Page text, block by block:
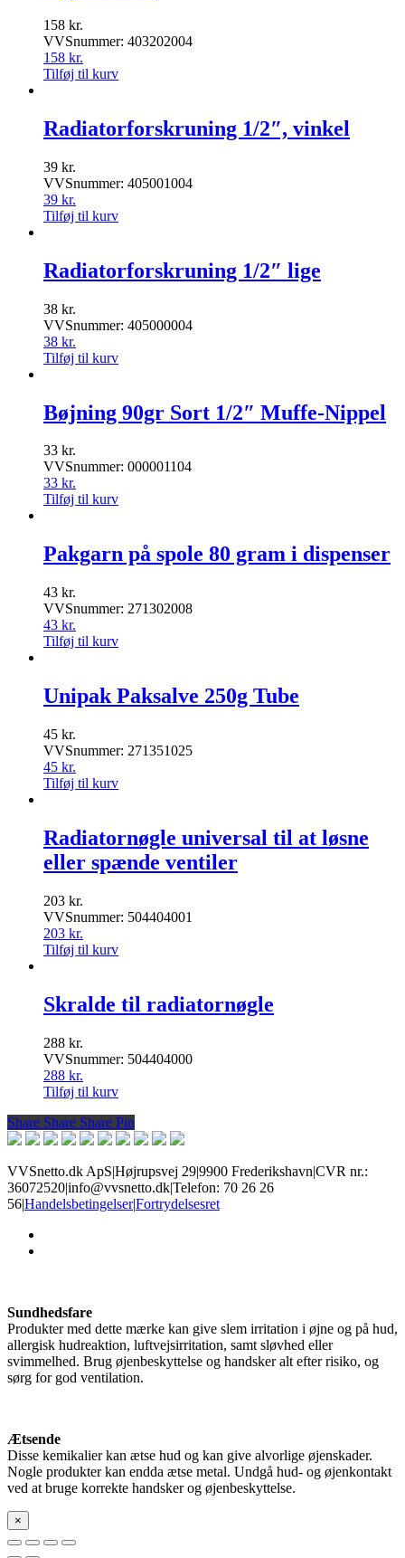
158 kr.
VVSnummer: 403202004
158 kr.
Tilføj til kurv
Radiatorforskruning 1/2″, vinkel
39 kr.
VVSnummer: 405001004
39 kr.
Tilføj til kurv
Radiatorforskruning 1/2″ lige
38 kr.
VVSnummer: 405000004
38 kr.
Tilføj til kurv
Bøjning 90gr Sort 1/2″ Muffe-Nippel
33 kr.
VVSnummer: 000001104
33 kr.
Tilføj til kurv
Pakgarn på spole 80 gram i dispenser
43 kr.
VVSnummer: 271302008
43 kr.
Tilføj til kurv
Unipak Paksalve 250g Tube
45 kr.
VVSnummer: 271351025
45 kr.
Tilføj til kurv
Radiatornøgle universal til at løsne
eller spænde ventiler
203 kr.
VVSnummer: 504404001
203 kr.
Tilføj til kurv
Skralde til radiatornøgle
288 kr.
VVSnummer: 504404000
288 kr.
Tilføj til kurv
Share
Share Share Share Pin
VVSnetto.dk ApS|Højrupsvej 29|9900 Frederikshavn|CVR nr.:
36072520|info@vvsnetto.dk|Telefon: 70 26 26
56|Handelsbetingelser|Fortrydelsesret
Sundhedsfare
Produkter med dette mærke kan give slem irritation i øjne og på hud,
allergisk hudreaktion, luftvejsirritation, samt sløvhed eller
svimmelhed. Brug øjenbeskyttelse og handsker alt efter risiko, og
sørg for god ventilation.
Ætsende
Disse kemikalier kan ætse hud og kan give alvorlige øjenskader.
Nogle produkter kan endda ætse metal. Undgå hud- og øjenkontakt
ved at bruge korrekte handsker og øjenbeskyttelse.
×